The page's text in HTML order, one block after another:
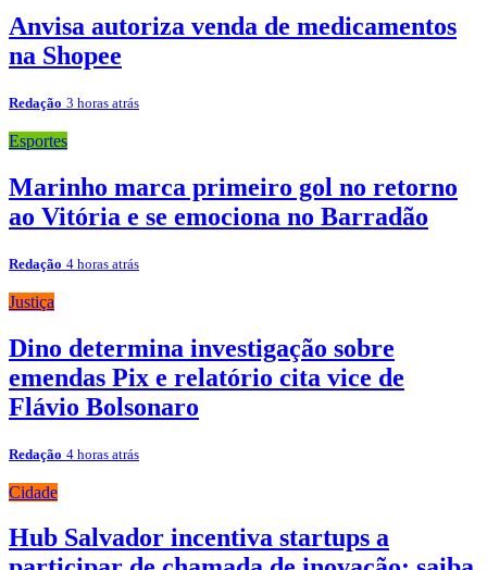
Anvisa autoriza venda de medicamentos
na Shopee
Redação 3 horas atrás
Esportes
Marinho marca primeiro gol no retorno
ao Vitória e se emociona no Barradão
Redação 4 horas atrás
Justiça
Dino determina investigação sobre
emendas Pix e relatório cita vice de
Flávio Bolsonaro
Redação 4 horas atrás
Cidade
Hub Salvador incentiva startups a